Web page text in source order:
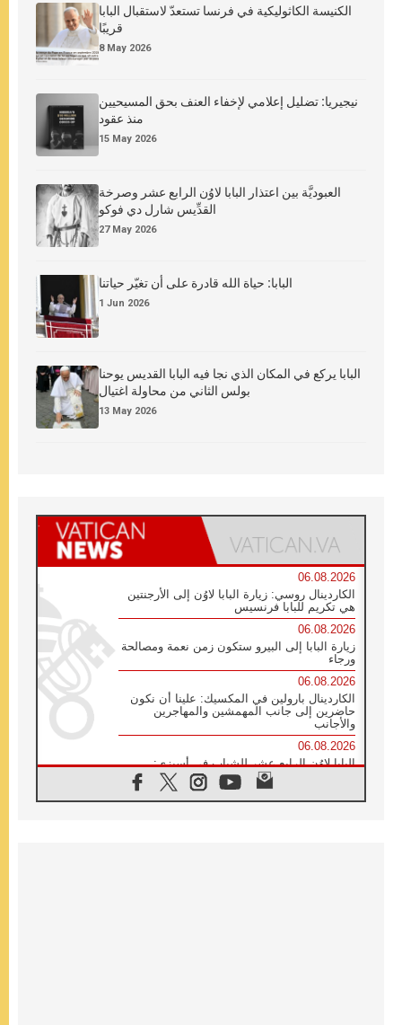
الكنيسة الكاثوليكية في فرنسا تستعدّ لاستقبال البابا
قريبًا
8 May 2026
نيجيريا: تضليل إعلامي لإخفاء العنف بحق المسيحيين
منذ عقود
15 May 2026
العبوديَّة بين اعتذار البابا لاوُن الرابع عشر وصرخة
القدِّيس شارل دي فوكو
27 May 2026
البابا: حياة الله قادرة على أن تغيّر حياتنا
1 Jun 2026
البابا يركع في المكان الذي نجا فيه البابا القديس يوحنا
بولس الثاني من محاولة اغتيال
13 May 2026
06.08.2026
الكاردينال روسي: زيارة البابا لاوُن إلى الأرجنتين
هي تكريم للبابا فرنسيس
06.08.2026
زيارة البابا إلى البيرو ستكون زمن نعمة ومصالحة
ورجاء
06.08.2026
الكاردينال بارولين في المكسيك: علينا أن نكون
حاضرين إلى جانب المهمشين والمهاجرين
والأجانب
06.08.2026
البابا لاوُن الرابع عشر للشباب في أسيزي:
"أوروبا والعالم يبحثان اليوم عن قديسين جُدد